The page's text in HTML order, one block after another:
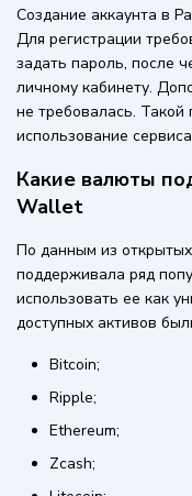
Создание аккаунта в
Для регистрации
задать пароль, после
личному кабинету.
не требовалась. Такой
использование
Какие валюты
Wallet
По данным из
поддерживала ряд
использовать ее как
доступных активов
Bitcoin;
Ripple;
Ethereum;
Zcash;